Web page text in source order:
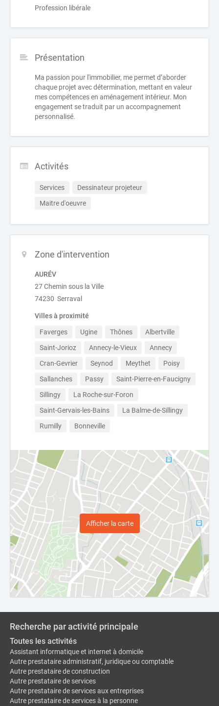
Profession libérale
Présentation
Ma passion pour l'immobilier, me permet d’aborder
chaque projet avec détermination, mettant en valeur
mes compétences en aménagement intérieur. Mon
engagement se traduit par un accompagnement
personnalisé.
Activités
Services
Dessinateur projeteur
Maitre d'oeuvre
Zone d'intervention
AURÉV
27 Chemin sous la Ville
74230 Serraval
Villes à proximité
Faverges Ugine Thônes
Albertville
Saint-Jorioz
Annecy-le-Vieux
Annecy
Cran-Gevrier
Seynod Meythet
Poisy
Sallanches
Passy
Saint-Pierre-en-Faucigny
Sillingy
La Roche-sur-Foron
Saint-Gervais-les-Bains
La Balme-de-Sillingy
Rumilly
Bonneville
Afficher la carte
Recherche par activité principale
Toutes les activités
Assistant informatique et internet à domicile
Autre prestataire administratif, juridique ou comptable
Autre prestataire de construction
Autre prestataire de services
Autre prestataire de services aux entreprises
Autre prestataire de services à la personne